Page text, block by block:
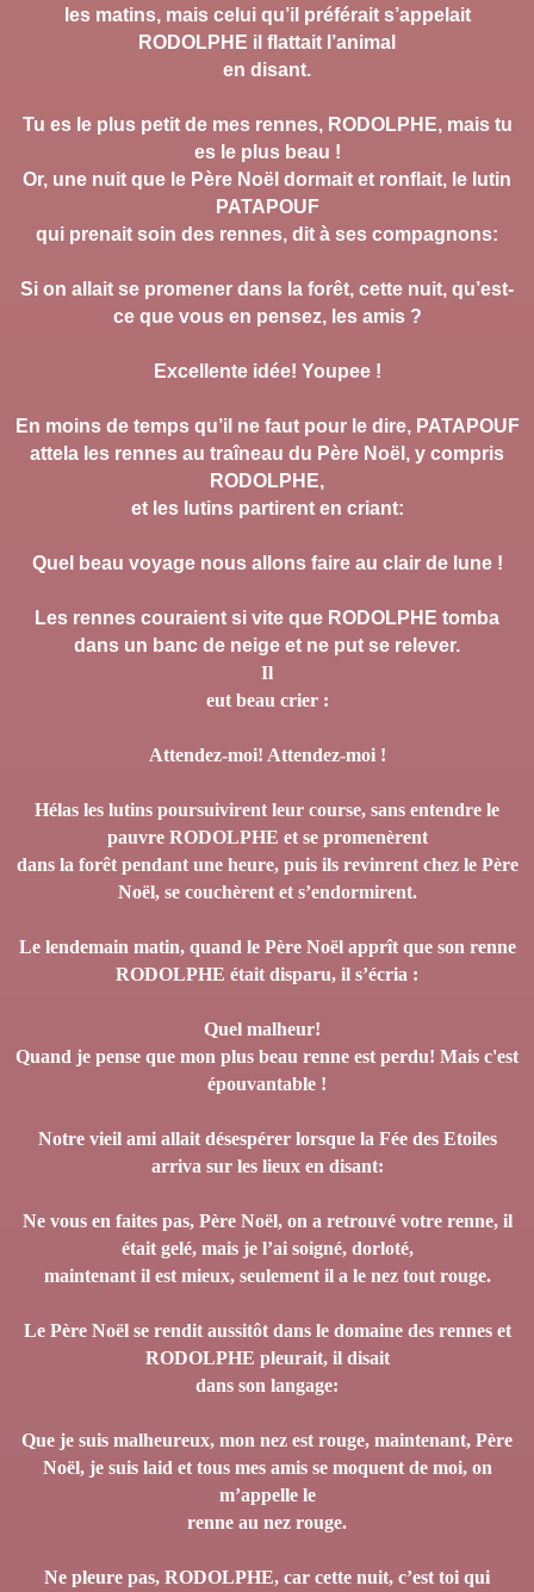
les matins, mais celui qu’il préférait s’appelait
RODOLPHE il flattait l’animal
en disant.
Tu es le plus petit de mes rennes, RODOLPHE, mais tu
es le plus beau !
Or, une nuit que le Père Noël dormait et ronflait, le lutin
PATAPOUF
qui prenait soin des rennes, dit à ses compagnons:
Si on allait se promener dans la forêt, cette nuit, qu’est-
ce que vous en pensez, les amis ?
Excellente idée! Youpee !
En moins de temps qu’il ne faut pour le dire, PATAPOUF
attela les rennes au traîneau du Père Noël, y compris
RODOLPHE,
et les lutins partirent en criant:
Quel beau voyage nous allons faire au clair de lune !
Les rennes couraient si vite que RODOLPHE tomba
dans un banc de neige et ne put se relever.
Il
eut beau crier :
Attendez-moi! Attendez-moi !
Hélas les lutins poursuivirent leur course, sans entendre le
pauvre RODOLPHE et se promenèrent
dans la forêt pendant une heure, puis ils revinrent chez le Père
Noël, se couchèrent et s’endormirent.
Le lendemain matin, quand le Père Noël apprît que son renne
RODOLPHE était disparu, il s’écria :
Quel malheur!
Quand je pense que mon plus beau renne est perdu! Mais c'est
épouvantable !
Notre vieil ami allait désespérer lorsque la Fée des Etoiles
arriva sur les lieux en disant:
Ne vous en faites pas, Père Noël, on a retrouvé votre renne, il
était gelé, mais je l’ai soigné, dorloté,
maintenant il est mieux, seulement il a le nez tout rouge.
Le Père Noël se rendit aussitôt dans le domaine des rennes et
RODOLPHE pleurait, il disait
dans son langage:
Que je suis malheureux, mon nez est rouge, maintenant, Père
Noël, je suis laid et tous mes amis se moquent de moi, on
m’appelle le
renne au nez rouge.
Ne pleure pas, RODOLPHE, car cette nuit, c’est toi qui